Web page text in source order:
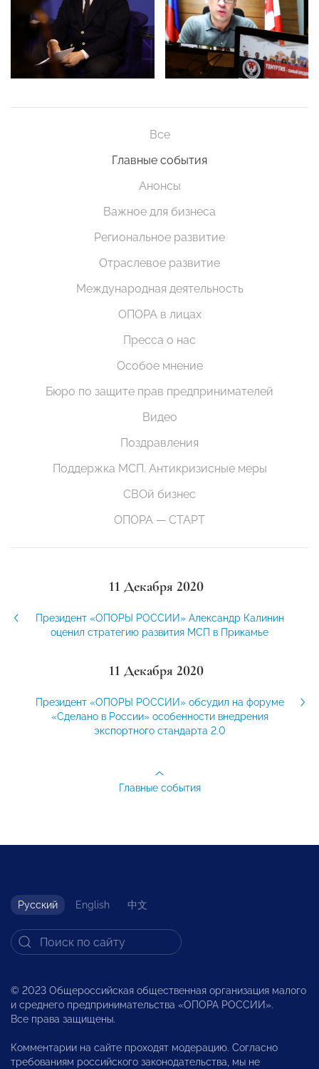
Все
Главные события
Анонсы
Важное для бизнеса
Региональное развитие
Отраслевое развитие
Международная деятельность
ОПОРА в лицах
Пресса о нас
Особое мнение
Бюро по защите прав предпринимателей
Видео
Поздравления
Поддержка МСП. Антикризисные меры
СВОй бизнес
ОПОРА — СТАРТ
11 Декабря 2020
Президент «ОПОРЫ РОССИИ» Александр Калинин
оценил стратегию развития МСП в Прикамье
11 Декабря 2020
Президент «ОПОРЫ РОССИИ» обсудил на форуме
«Сделано в России» особенности внедрения
экспортного стандарта 2.0
Главные события
Русский English 中文
© 2023 Общероссийская общественная организация малого
и среднего предпринимательства «ОПОРА РОССИИ».
Все права защищены.
Комментарии на сайте проходят модерацию. Согласно
требованиям российского законодательства, мы не